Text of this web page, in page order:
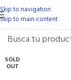
Skip to navigation
Skip to main content
SOLD
OUT